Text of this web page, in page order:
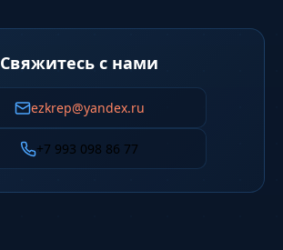
Свяжитесь с нами
ezkrep@yandex.ru
+7 993 098 86 77